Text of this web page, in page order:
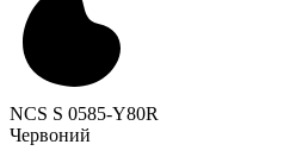
NCS S 0585-Y80R
Червоний